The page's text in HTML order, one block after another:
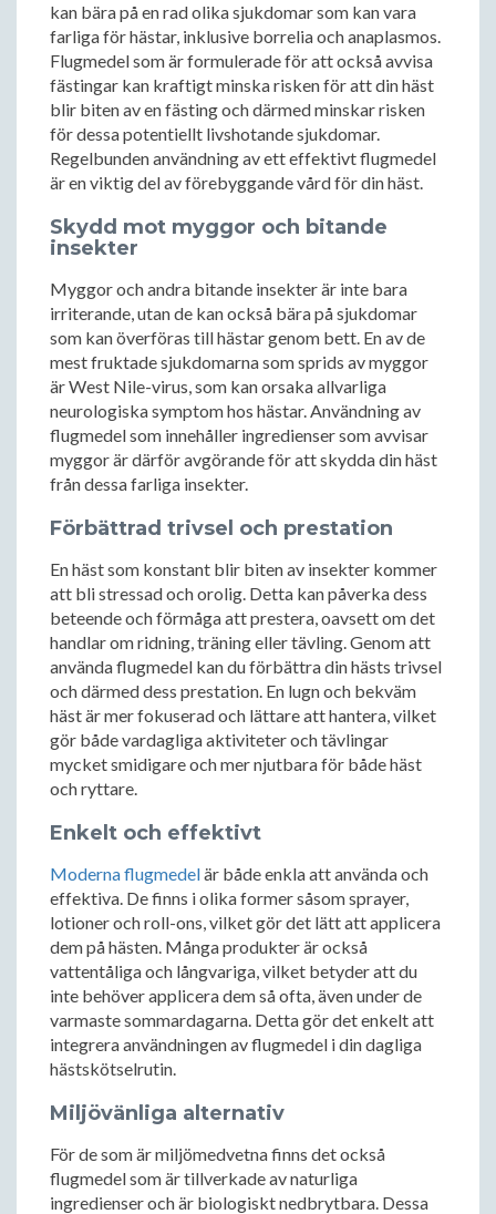
kan bära på en rad olika sjukdomar som kan vara
farliga för hästar, inklusive borrelia och anaplasmos.
Flugmedel som är formulerade för att också avvisa
fästingar kan kraftigt minska risken för att din häst
blir biten av en fästing och därmed minskar risken
för dessa potentiellt livshotande sjukdomar.
Regelbunden användning av ett effektivt flugmedel
är en viktig del av förebyggande vård för din häst.
Skydd mot myggor och bitande
insekter
Myggor och andra bitande insekter är inte bara
irriterande, utan de kan också bära på sjukdomar
som kan överföras till hästar genom bett. En av de
mest fruktade sjukdomarna som sprids av myggor
är West Nile-virus, som kan orsaka allvarliga
neurologiska symptom hos hästar. Användning av
flugmedel som innehåller ingredienser som avvisar
myggor är därför avgörande för att skydda din häst
från dessa farliga insekter.
Förbättrad trivsel och prestation
En häst som konstant blir biten av insekter kommer
att bli stressad och orolig. Detta kan påverka dess
beteende och förmåga att prestera, oavsett om det
handlar om ridning, träning eller tävling. Genom att
använda flugmedel kan du förbättra din hästs trivsel
och därmed dess prestation. En lugn och bekväm
häst är mer fokuserad och lättare att hantera, vilket
gör både vardagliga aktiviteter och tävlingar
mycket smidigare och mer njutbara för både häst
och ryttare.
Enkelt och effektivt
Moderna flugmedelär både enkla att använda och
effektiva. De finns i olika former såsom sprayer,
lotioner och roll-ons, vilket gör det lätt att applicera
dem på hästen. Många produkter är också
vattentåliga och långvariga, vilket betyder att du
inte behöver applicera dem så ofta, även under de
varmaste sommardagarna. Detta gör det enkelt att
integrera användningen av flugmedel i din dagliga
hästskötselrutin.
Miljövänliga alternativ
För de som är miljömedvetna finns det också
flugmedel som är tillverkade av naturliga
ingredienser och är biologiskt nedbrytbara. Dessa